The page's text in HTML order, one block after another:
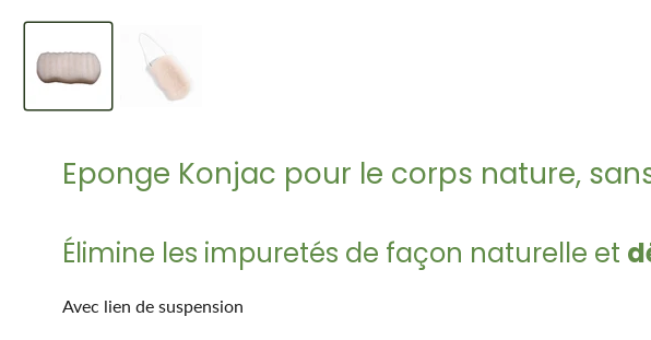
Eponge Konjac pour le corps nature,
Élimine les impuretés de façon naturelle et
Avec lien de suspension